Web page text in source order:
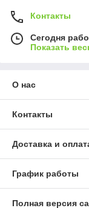
Контакты
Сегодня
Показать
О нас
Контакты
Доставка и
График работы
Полная версия